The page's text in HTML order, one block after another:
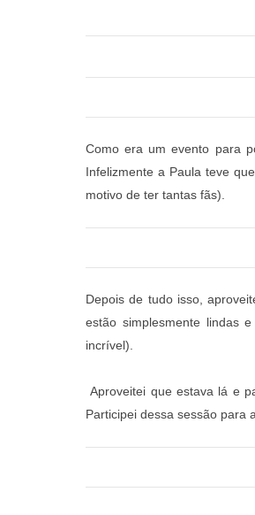
Como era um evento para
Infelizmente a Paula teve
motivo de ter tantas fãs).
Depois de tudo isso,
estão simplesmente lindas
incrível).
Aproveitei que estava lá e
Participei dessa sessão para